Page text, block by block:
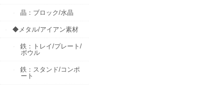
晶：ブロック/水晶
◆メタル/アイアン素材
鉄：トレイ/プレート/
ボウル
鉄：スタンド/コンポ
ート